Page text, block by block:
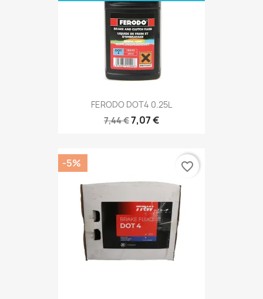
FERODO DOT4 0.25L
7,44 €7,07 €
-5% favorite_border